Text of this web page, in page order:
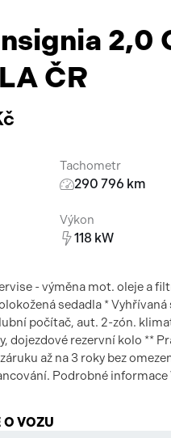
2,0
ČR
Tachometr
290 796 km
Výkon
118 kW
- výměna mot. oleje a
sedadla *
počítač, aut. 2-zón.
dojezdové rezervní kolo **
až na 3 roky bez
Podrobné informace
VOZU